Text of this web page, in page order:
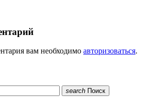
вам необходимо авторизоваться.
search Поиск